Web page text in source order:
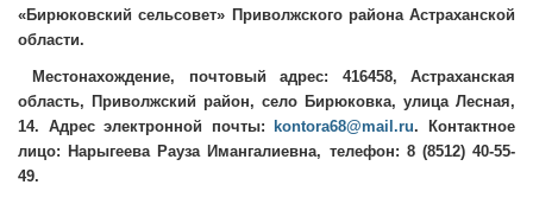
«Бирюковский сельсовет» Приволжского района Астраханской
области.
Местонахождение, почтовый адрес: 416458, Астраханская
область, Приволжский район, село Бирюковка, улица Лесная,
14. Адрес электронной почты:
kontora68@mail.ru. Контактное
лицо: Нарыгеева Рауза Имангалиевна, телефон: 8 (8512) 40-55-
49.